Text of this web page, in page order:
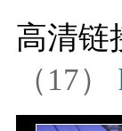
高清链
（17）